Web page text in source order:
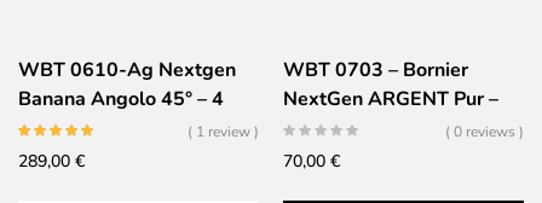
WBT 0610-Ag Nextgen
Banana Angolo 45° – 4
Pezzi
( 1 review )
289,00 €
WBT 0703 – Bornier
NextGen ARGENT Pur –
Jeu de 4
( 0 reviews )
70,00 €